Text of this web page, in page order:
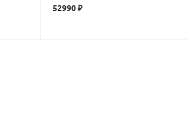
52990 ₽